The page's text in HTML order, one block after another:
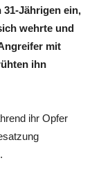
Jährigen ein,
wehrte und
mit
ihn
ihr Opfer